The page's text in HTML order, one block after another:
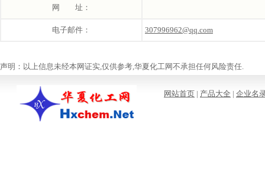
网 址：
电子邮件： 307996962@qq.com
声明：以上信息未经本网证实,仅供参考,华夏化工网不承担任何风险责任.
网站首页 | 产品大全 | 企业名